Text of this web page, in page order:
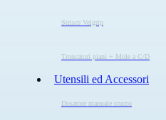
Strisce Velgrip
Troncatori piani + Mole a C/D
Utensili ed Accessori
Dosatore manuale stucco